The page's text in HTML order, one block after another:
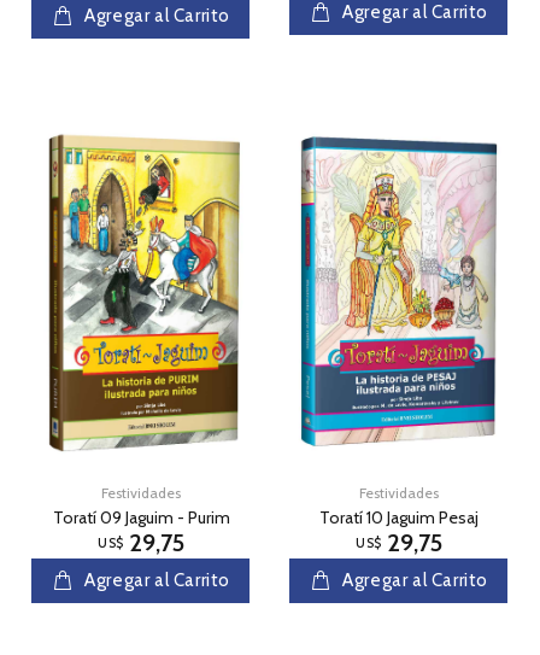
Agregar al Carrito Agregar al Carrito
Festividades
Toratí 09 Jaguim - Purim
US$ 29,75
Agregar al Carrito
Festividades
Toratí 10 Jaguim Pesaj
US$ 29,75
Agregar al Carrito